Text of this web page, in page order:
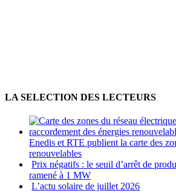
LA SELECTION DES LECTEURS
Enedis et RTE publient la carte des
renouvelables
Prix négatifs : le seuil d’arrêt de
ramené à 1 MW
L’actu solaire de juillet 2026